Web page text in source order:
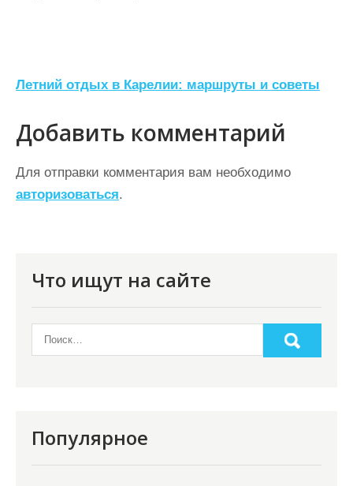
Н
в
и
г
Летний отдых в Карелии: маршруты и советы
Добавить комментарий
Для отправки комментария вам необходимо
авторизоваться.
Что ищут на сайте
Популярное